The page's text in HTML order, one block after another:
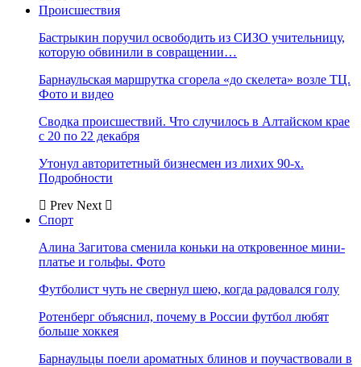
Происшествия
Бастрыкин поручил освободить из СИЗО учительницу,
которую обвинили в совращении…
Барнаульская маршрутка сгорела «до скелета» возле ТЦ.
Фото и видео
Сводка происшествий. Что случилось в Алтайском крае
с 20 по 22 декабря
Утонул авторитетный бизнесмен из лихих 90-х.
Подробности
Prev Next
Спорт
Алина Загитова сменила коньки на откровенное мини-
платье и гольфы. Фото
Футболист чуть не свернул шею, когда радовался голу
Ротенберг объяснил, почему в России футбол любят
больше хоккея
Барнаульцы поели ароматных блинов и поучаствовали в